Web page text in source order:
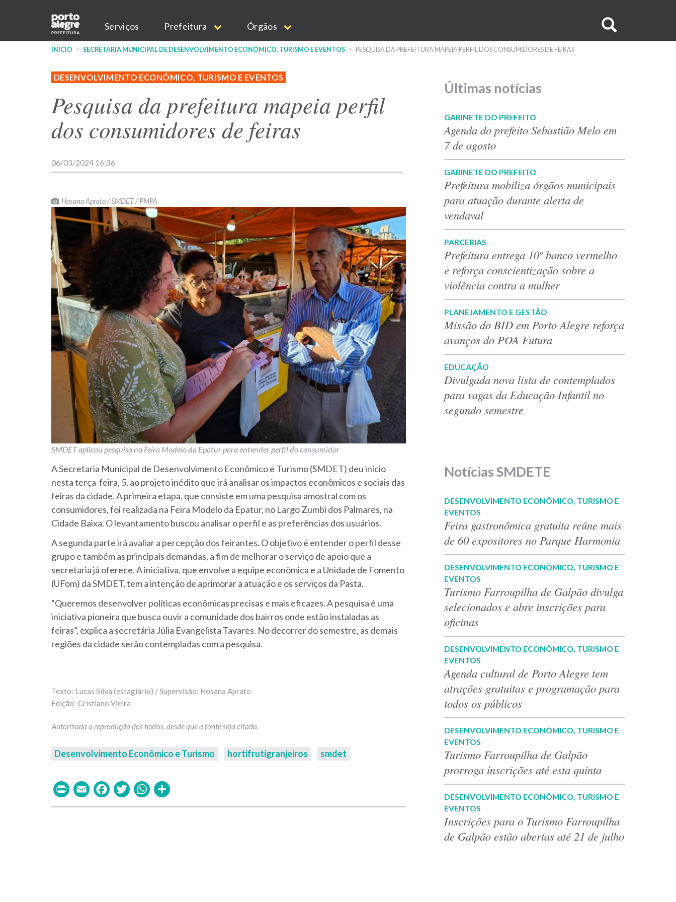
conteúdo
Main
navigation
Serviços Prefeitura Órgãos
no
INÍCIO SECRETARIA MUNICIPAL DE DESENVOLVIMENTO ECONÔMICO, TURISMO E EVENTOS PESQUISA DA PREFEITURA MAPEIA PERFIL DOS CONSUMIDORES DE FEIRAS
DESENVOLVIMENTO ECONÔMICO, TURISMO E EVENTOS
Pesquisa da prefeitura mapeia perfil
dos consumidores de feiras
06/03/2024 16:36
Hosana Aprato / SMDET / PMPA
SMDET aplicou pesquisa na Feira Modelo da Epatur para entender perfil do consumidor
A Secretaria Municipal de Desenvolvimento Econômico e Turismo (SMDET) deu início
nesta terça-feira, 5, ao projeto inédito que irá analisar os impactos econômicos e sociais das
feiras da cidade. A primeira etapa, que consiste em uma pesquisa amostral com os
consumidores, foi realizada na Feira Modelo da Epatur, no Largo Zumbi dos Palmares, na
Cidade Baixa. O levantamento buscou analisar o perfil e as preferências dos usuários.
A segunda parte irá avaliar a percepção dos feirantes. O objetivo é entender o perfil desse
grupo e também as principais demandas, a fim de melhorar o serviço de apoio que a
secretaria já oferece. A iniciativa, que envolve a equipe econômica e a Unidade de Fomento
(UFom) da SMDET, tem a intenção de aprimorar a atuação e os serviços da Pasta.
“Queremos desenvolver políticas econômicas precisas e mais eficazes. A pesquisa é uma
iniciativa pioneira que busca ouvir a comunidade dos bairros onde estão instaladas as
feiras”, explica a secretária Júlia Evangelista Tavares. No decorrer do semestre, as demais
regiões da cidade serão contempladas com a pesquisa.
Lucas Silva (estagiário) / Supervisão: Hosana Aprato
Cristiano Vieira
Desenvolvimento Econômico e Turismo hortifrutigranjeiros smdet
PrintEmailFacebook
TwitterWhatsApp
Últimas notícias
GABINETE DO PREFEITO
Agenda do prefeito Sebastião Melo em
7 de agosto
GABINETE DO PREFEITO
Prefeitura mobiliza órgãos municipais
para atuação durante alerta de
vendaval
PARCERIAS
Prefeitura entrega 10º banco vermelho
e reforça conscientização sobre a
violência contra a mulher
PLANEJAMENTO E GESTÃO
Missão do BID em Porto Alegre reforça
avanços do POA Futura
EDUCAÇÃO
Divulgada nova lista de contemplados
para vagas da Educação Infantil no
segundo semestre
Notícias SMDETE
DESENVOLVIMENTO ECONÔMICO, TURISMO E
EVENTOS
Feira gastronômica gratuita reúne mais
de 60 expositores no Parque Harmonia
DESENVOLVIMENTO ECONÔMICO, TURISMO E
EVENTOS
Turismo Farroupilha de Galpão divulga
selecionados e abre inscrições para
oficinas
DESENVOLVIMENTO ECONÔMICO, TURISMO E
EVENTOS
Agenda cultural de Porto Alegre tem
atrações gratuitas e programação para
todos os públicos
DESENVOLVIMENTO ECONÔMICO, TURISMO E
EVENTOS
Turismo Farroupilha de Galpão
prorroga inscrições até esta quinta
DESENVOLVIMENTO ECONÔMICO, TURISMO E
EVENTOS
Inscrições para o Turismo Farroupilha
de Galpão estão abertas até 21 de julho